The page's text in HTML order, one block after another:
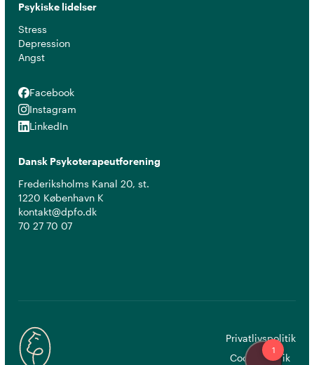
Psykiske lidelser
Stress
Depression
Angst
Facebook
Facebook
Instagram
Instagram
LinkedIn
LinkedIn
Dansk Psykoterapeutforening
Frederiksholms Kanal 20, st.
1220 København K
kontakt@dpfo.dk
70 27 70 07
Privatlivspolitik
Cookiepolitik